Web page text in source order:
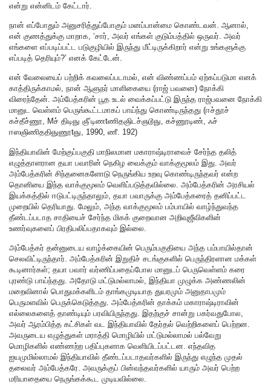
என்று என்னிடம் கேட்டார்.
நான் எப்போதும் அனுசரித்துப்போகும் மனப்பான்மை கொண்டவன். ஆனால்,
என் குணத்துக்கு மாறாக, ‘சார், அவர் எங்கள் குடும்பத்தில் ஒருவர். அவர்
எங்களை எப்படிப்பட்ட படுகுழியில் இருந்து மீட்டிருக்கிறார் என்று உங்களுக்கு
எப்படித் தெரியும்?’ எனக் கேட்டேன்.
என் வேலையைப் பற்றிக் கவலைப்படாமல், என் விண்ணப்பம் ஏற்கப்படுமா எனக்
காத்திருக்காமல், நான் ஆளுநர் மாளிகையை (ராஜ் பவனை) நோக்கி
விரைந்தேன். அம்பேத்கரின் பூத உடல் வைக்கப்பட்டு இருந்த ராஜ்பவனை நோக்கி
மானுட வெள்ளம் பெருங்கூட்டமாகப் பாய்ந்து கொண்டிருந்தது (ஈச்தூச்
கச்தீச்ணூ, Mச் திடிஞு ஞீ’டிணtணிதஞிடச்ஞடூஞு, கச்ணூடிண், ஃச்
ஈஸஞிணிததிஞுணூtஞு, 1990, ணீ. 192)
இந்தியாவின் மேற்குப்பகுதி மாநிலமான மகாராஷ்டிராவைச் சேர்ந்த தலித்
எழுத்தாளரான தயா பவாரின் நெகிழ வைக்கும் வாக்குமூலம் இது. அவர்
அம்பேத்கரின் சிந்தனைகளோடு நெருங்கிய உறவு கொண்டிருந்தவர் என்ற
தொனியை இந்த வாக்குமூலம் வெளிப்படுத்தவில்லை. அம்பேத்கரின் அரசியல்
இயக்கத்தில் ஈடுபட்டிருந்தாலும், தயா பவாருக்கு அம்பேத்கரைத் தனிப்பட்ட
முறையில் தெரியாது. மேலும், அந்த வாக்குமூலம் பம்பாயில் வாழ்ந்துவந்த
தீண்டப்படாத சாதியைச் சேர்ந்த மிகக் குறைவான அறிவுஜீவிகளின்
உணர்வுகளைப் பிரதிபலிப்பதாகவும் இல்லை.
அம்பேத்கர் தன்னுடைய வாழ்க்கையின் பெரும்பகுதியை அந்த பம்பாயில்தான்
செலவிட்டிருந்தார். அம்பேத்கரின் இறுதிச் சடங்குகளில் பெருந்திரளான மக்கள்
கூடினார்கள்; தயா பவார் வர்ணிப்பதைப்போல மானுடப் பெருவெள்ளம் கரை
புரண்டு பாய்ந்தது. அதோடு மட்டுமல்லாமல், இந்தியா முழுக்க அண்ணலின்
மறைவினால் பொதுமக்களிடம் தாங்கமுடியாத துயரமும் அனுதாபமும்
பெருமளவில் பெருக்கெடுத்தது. அம்பேத்கரின் தாக்கம் மகாராஷ்டிராவின்
எல்லைகளைத் தாண்டியும் பரவியிருந்தது. இதற்குச் சான்று பகர்வதுபோல,
அவர் ஆரம்பித்த கட்சிகள் வட இந்தியாவில் தேர்தல் வெற்றிகளைப் பெற்றன.
அவருடைய எழுத்துகள் மராத்தி மொழியில் மட்டுமல்லாமல் பல்வேறு
மொழிகளில் எண்ணற்ற பதிப்புகளாக வெளியிடப்பட்டன. எந்தவித
ஐயமுமில்லாமல் இந்தியாவில் தீண்டப்படாதவர்களில் இருந்து எழுந்த முதல்
தலைவர் அம்பேத்கரே. அவருக்குப் பின்வந்தவர்களில் யாரும் அவர் பெற்ற
மரியாதையை நெருங்கக்கூட முடியவில்லை.